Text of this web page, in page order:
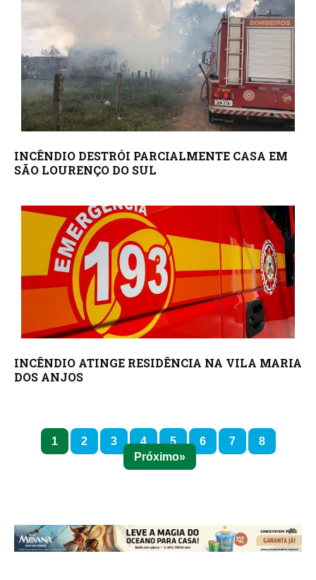
INCÊNDIO DESTRÓI PARCIALMENTE CASA EM
SÃO LOURENÇO DO SUL
INCÊNDIO ATINGE RESIDÊNCIA NA VILA MARIA
DOS ANJOS
1 2 3 4 5 6 7
8
Próximo